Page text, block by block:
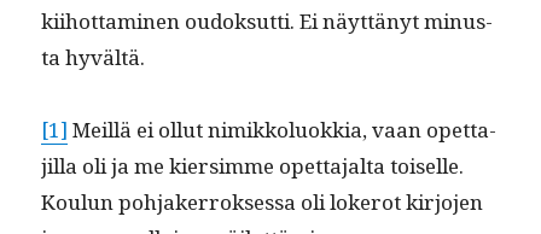
kiihot­ta­mi­nen oudok­sut­ti. Ei näyt­tänyt minus­
ta hyvältä.
[1] Meil­lä ei ollut nimikkolu­okkia, vaan opet­ta­
jil­la oli ja me kier­simme opet­ta­jal­ta toiselle.
Koulun poh­jak­er­rokses­sa oli lokerot kir­jo­jen